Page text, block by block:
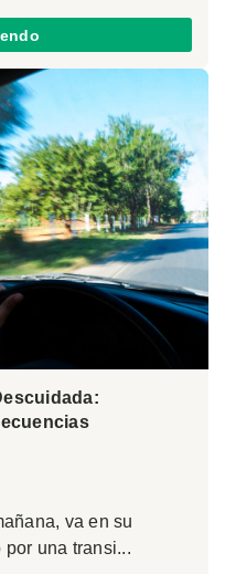
va en su
una transi...